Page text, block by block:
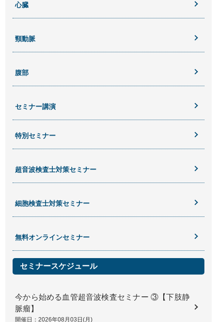
心臓
頸動脈
腹部
セミナー講演
特別セミナー
超音波検査士対策セミナー
細胞検査士対策セミナー
無料オンラインセミナー
セミナースケジュール
今から始める血管超音波検査セミナー ③【下肢静
脈瘤】
開催日：2026年08月03日(月)